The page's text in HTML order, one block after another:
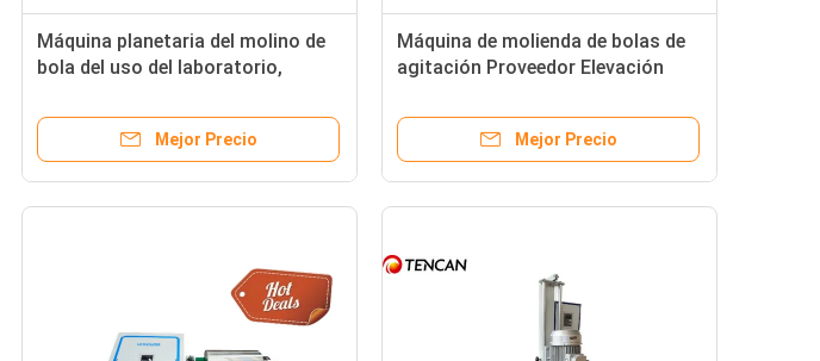
Máquina planetaria del molino de
bola del uso del laboratorio,
Mejor Precio
Máquina de molienda de bolas de
agitación Proveedor Elevación
personalizable 380V Voltagem
Mejor Precio